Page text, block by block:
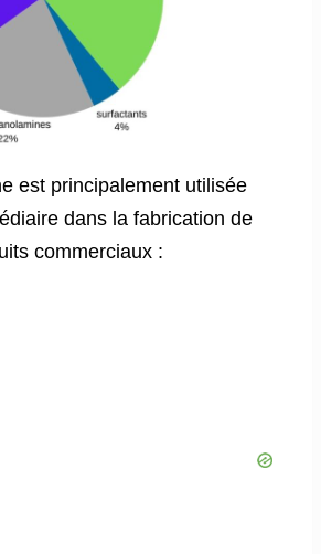
est principalement utilisée
dans la fabrication de
commerciaux :